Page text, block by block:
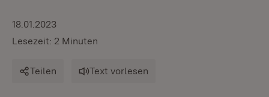
18.01.2023
Lesezeit: 2 Minuten
Teilen Text vorlesen